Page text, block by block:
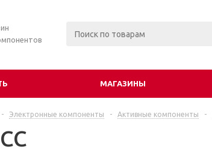
МАГАЗИНЫ
- Электронные компоненты - Активные компоненты -